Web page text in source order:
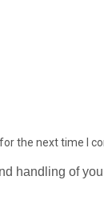
the next time I
handling of